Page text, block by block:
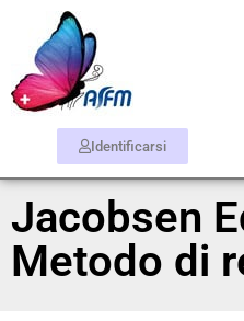
Identificarsi
Jacobsen
Metodo di